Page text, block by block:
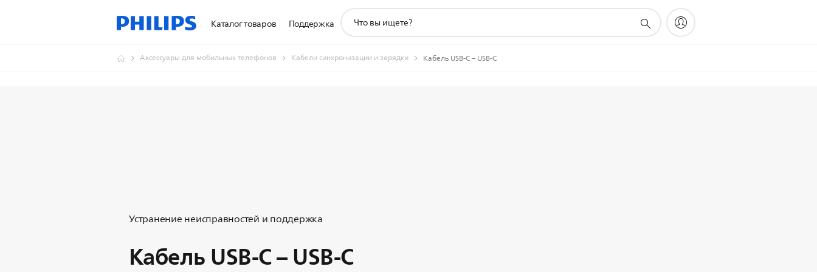
Каталог товаров Поддержка
поддержки
Аксессуары для мобильных телефонов Кабели синхронизации и зарядки Кабель USB-C – USB-C
Устранение неисправностей и поддержка
Кабель USB-C – USB-C